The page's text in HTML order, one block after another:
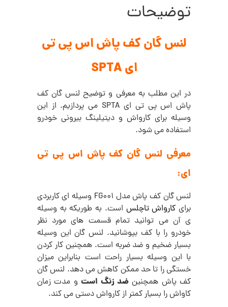
توضیحات
لنس گان کف پاش اس پی تی
ای SPTA
در این مطلب به معرفی و توضیح لنس گان کف
پاش اس پی تی ای SPTA می پردازیم. از این
وسیله برای کارواش و دیتیلینگ بیرونیخودرو
استفاده می شود.
معرفی لنس گان کف پاش اس پی تی
ای:
لنس گان کف پاش مدل FG001 وسیله ای کاربردی
برای کارواش تاچلس است. به طوریکه به وسیله
ی آن می توانید تمام قسمت های مورد نظر
خودرو را با کف بپوشانید. لنس گان این وسیله
بسیار ضخیم و ضدضربه است.همچنین کار کردن
با این وسیله بسیار راحت است بنابراین میزان
خستگی را تا حد ممکن کاهش می دهد. لنس گان
کف پاش همچنینضد زنگ استو مدت زمان
کاواش را بسیار کمتر از کارواش دستی می کند.